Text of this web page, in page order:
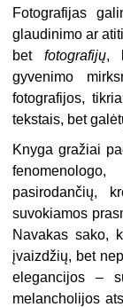
Fotografijas
glaudinimo ar
bet fotografijų,
gyvenimo
fotografijos,
tekstais, bet
Knyga gražiai
pasirodančių,
suvokiamos
Navakas sako,
įvaizdžių, bet
elegancijos –
melancholijos